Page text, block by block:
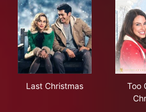
Last Christmas
Too